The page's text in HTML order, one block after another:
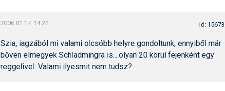
2006.01.17. 14:22 id: 15673
Szia, iagzából mi valami olcsóbb helyre gondoltunk, ennyiből már
bőven elmegyek Schladmingra is....olyan 20 körül fejenként egy
reggelivel. Valami ilyesmit nem tudsz?